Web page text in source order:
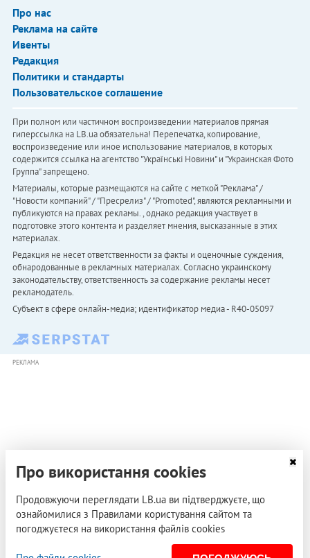
Про нас
Реклама на сайте
Ивенты
Редакция
Политики и стандарты
Пользовательское соглашение
При полном или частичном воспроизведении материалов прямая
гиперссылка на LB.ua обязательна! Перепечатка, копирование,
воспроизведение или иное использование материалов, в которых
содержится ссылка на агентство "Українськi Новини" и "Украинская Фото
Группа" запрещено.
Материалы, которые размещаются на сайте с меткой "Реклама" /
"Новости компаний" / "Пресрелиз" / "Promoted", являются рекламными и
публикуются на правах рекламы. , однако редакция участвует в
подготовке этого контента и разделяет мнения, высказанные в этих
материалах.
Редакция не несет ответственности за факты и оценочные суждения,
обнародованные в рекламных материалах. Согласно украинскому
законодательству, ответственность за содержание рекламы несет
рекламодатель.
Субъект в сфере онлайн-медиа; идентификатор медиа - R40-05097
РЕКЛАМА
Про використання cookies
Продовжуючи переглядати LB.ua ви підтверджуєте, що
ознайомилися з Правилами користування сайтом та
погоджуєтеся на використання файлів cookies